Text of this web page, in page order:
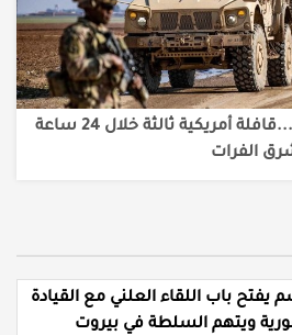
عكس ما يروج له الإعلام...قافلة أمريكية ثالثة خلال 24 ساعة
الفرات
يفتح باب اللقاء العلني مع القيادة
ويتهم السلطة في بيروت